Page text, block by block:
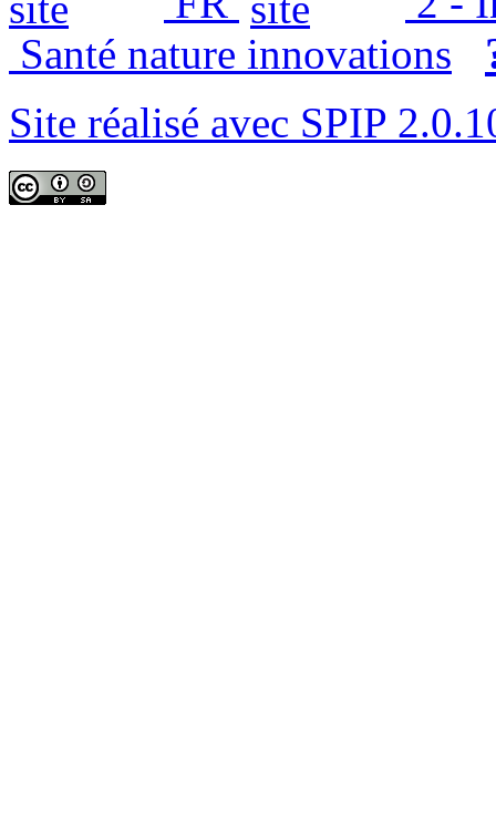
Santé nature innovations
Site réalisé avec SPIP